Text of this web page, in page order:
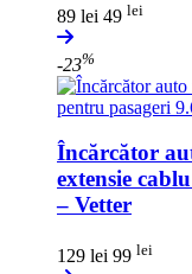
89 lei 49 lei
-23%
Încărcător
extensie
– Vetter
129 lei 99 lei